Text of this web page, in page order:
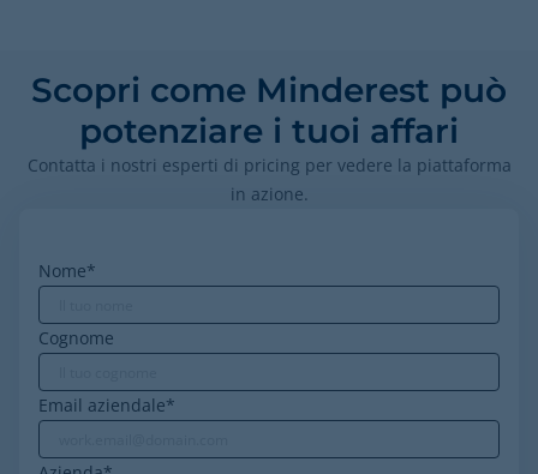
Scopri come Minderest può
potenziare i tuoi affari
Contatta i nostri esperti di pricing per vedere la piattaforma
in azione.
Nome*
Cognome
Email aziendale*